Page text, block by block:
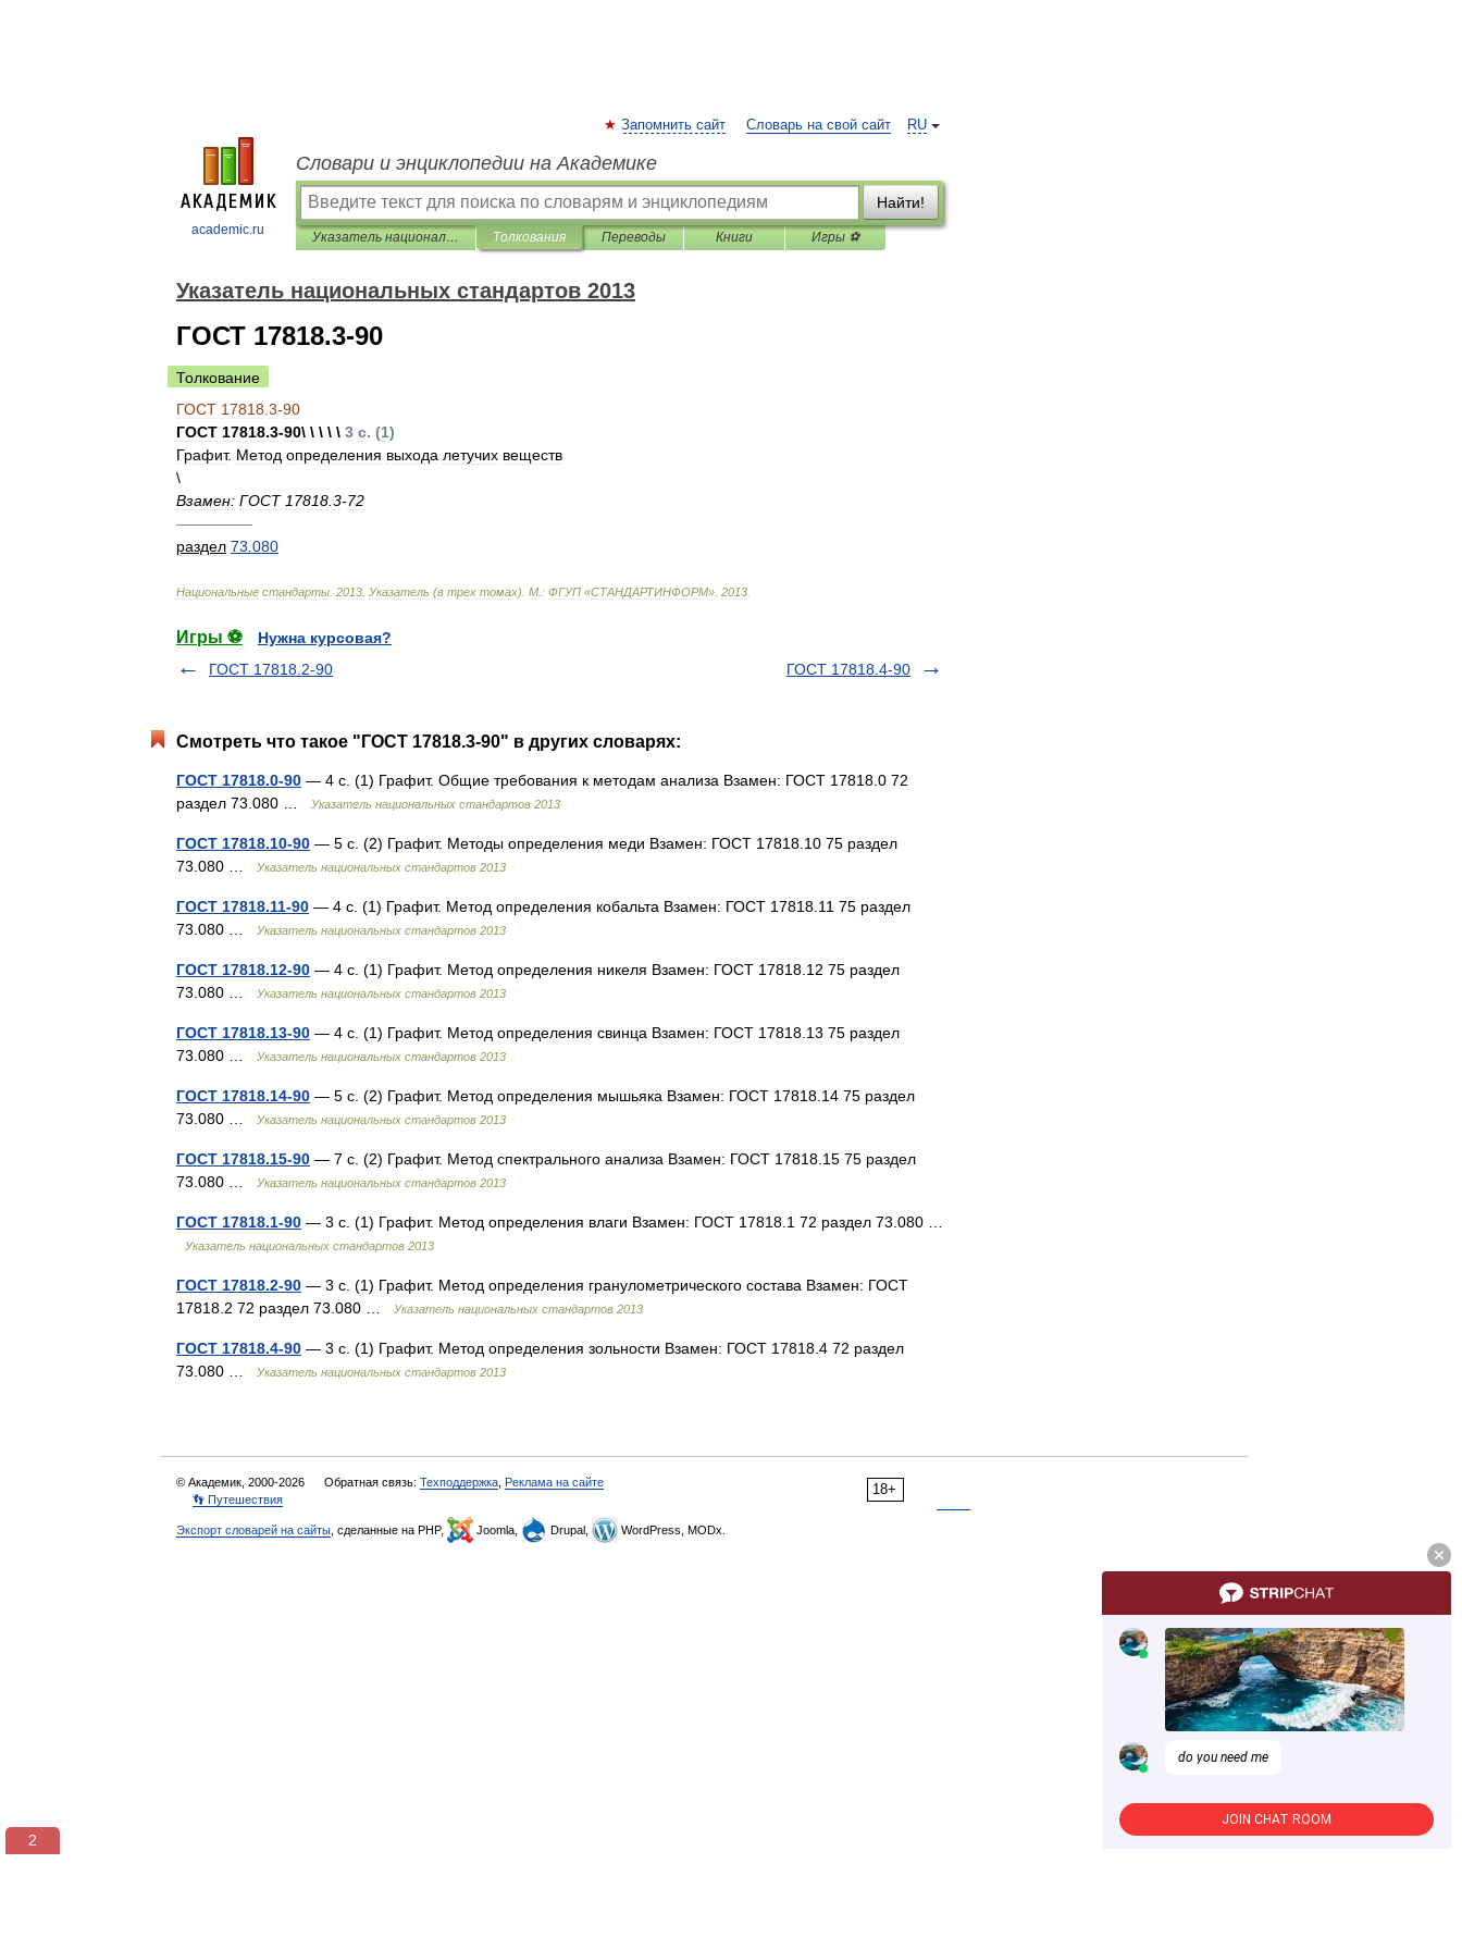
academic.ru
RU
Запомнить сайт Словарь на свой сайт
Словари и энциклопедии на Академике
Найти!
Указатель национальных стандартов 2013 Толкования Переводы Книги Игры ⚽
Указатель национальных стандартов 2013
ГОСТ 17818.3-90
Толкование
ГОСТ 17818 3-90
ГОСТ 17818.3-90\ \ \ \ \ 3 с. (1)
Графит. Метод определения выхода летучих веществ
\
Взамен: ГОСТ 17818 3-72
—————
раздел 73 080
Национальные стандарты 2013 Указатель (в трех томах). М : ФГУП «СТАНДАРТИНФОРМ» 2013
Игры ⚽
Нужна курсовая?
ГОСТ 17818.2-90
ГОСТ 17818.4-90
Смотреть что такое "ГОСТ 17818.3-90" в других словарях:
ГОСТ 17818.0-90 — 4 с. (1) Графит. Общие требования к методам анализа Взамен: ГОСТ 17818.0 72
раздел 73.080 …
Указатель национальных стандартов 2013
ГОСТ 17818.10-90 — 5 с. (2) Графит. Методы определения меди Взамен: ГОСТ 17818.10 75 раздел
73.080 …
Указатель национальных стандартов 2013
ГОСТ 17818.11-90 — 4 с. (1) Графит. Метод определения кобальта Взамен: ГОСТ 17818.11 75 раздел
73.080 …
Указатель национальных стандартов 2013
ГОСТ 17818.12-90 — 4 с. (1) Графит. Метод определения никеля Взамен: ГОСТ 17818.12 75 раздел
73.080 …
Указатель национальных стандартов 2013
ГОСТ 17818.13-90 — 4 с. (1) Графит. Метод определения свинца Взамен: ГОСТ 17818.13 75 раздел
73.080 …
Указатель национальных стандартов 2013
ГОСТ 17818.14-90 — 5 с. (2) Графит. Метод определения мышьяка Взамен: ГОСТ 17818.14 75 раздел
73.080 …
Указатель национальных стандартов 2013
ГОСТ 17818.15-90 — 7 с. (2) Графит. Метод спектрального анализа Взамен: ГОСТ 17818.15 75 раздел
73.080 …
Указатель национальных стандартов 2013
ГОСТ 17818.1-90 — 3 с. (1) Графит. Метод определения влаги Взамен: ГОСТ 17818.1 72 раздел 73.080 …
Указатель национальных стандартов 2013
ГОСТ 17818.2-90 — 3 с. (1) Графит. Метод определения гранулометрического состава Взамен: ГОСТ
17818.2 72 раздел 73.080 …
Указатель национальных стандартов 2013
ГОСТ 17818.4-90 — 3 с. (1) Графит. Метод определения зольности Взамен: ГОСТ 17818.4 72 раздел
73.080 …
Указатель национальных стандартов 2013
18+
© Академик, 2000-2026 Обратная связь: Техподдержка Реклама на сайте
👣 Путешествия
Экспорт словарей на сайты , сделанные на PHP, Joomla, Drupal, WordPress, MODx.
2